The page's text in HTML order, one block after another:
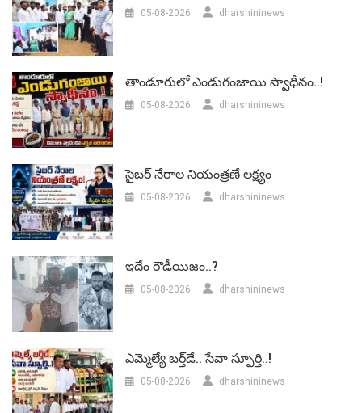
05-08-2026 dharshininews
తాండూరులో ఎండుగంజాయి స్వాధీనం..!
05-08-2026 dharshininews
సైబర్ నేరాల నియంత్రణే లక్ష్యం
05-08-2026 dharshininews
ఇదేం రౌడీయిజం..?
05-08-2026 dharshininews
ఎమ్మెల్యే బర్త్‌డే.. సేవా స్ఫూర్తి..!
05-08-2026 dharshininews